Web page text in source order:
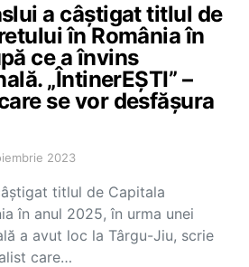
a câștigat titlul de
în România în
ce a învins
„ÎntinerEȘTI” –
se vor desfășura
2023
titlul de Capitala
în anul 2025, în urma unei
a avut loc la Târgu-Jiu, scrie
care…